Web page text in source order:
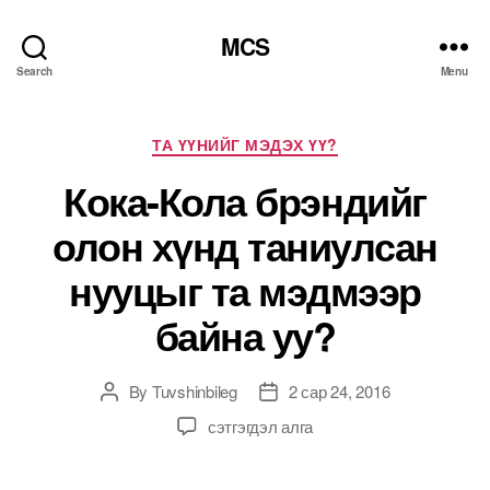
Search
MCS
Menu
Categories
ТА ҮҮНИЙГ МЭДЭХ ҮҮ?
Кока-Кола брэндийг
олон хүнд таниулсан
нууцыг та мэдмээр
байна уу?
PostBy Tuvshinbileg
Post2 сар 24, 2016
Кока-
сэтгэгдэл алга